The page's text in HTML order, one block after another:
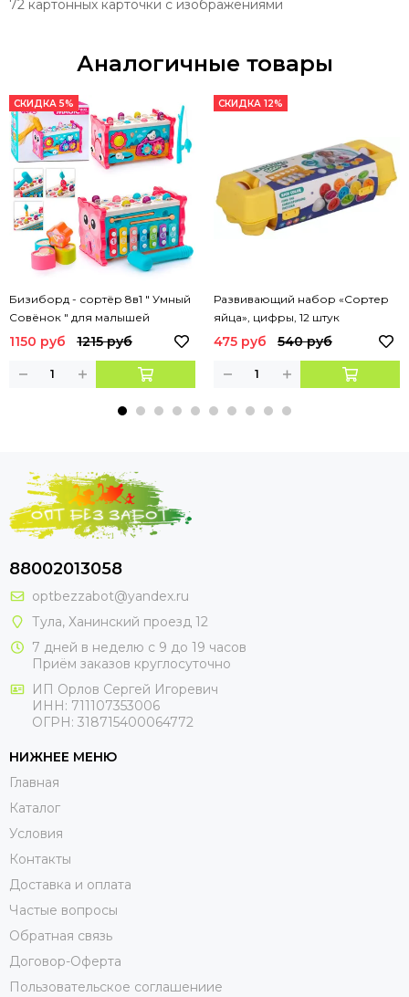
72 картонных карточки с изображениями
Аналогичные товары
СКИДКА 5%
Бизиборд - сортёр 8в1 " Умный
Совёнок " для малышей
1150 руб 1215 руб
СКИДКА 12%
Развивающий набор «Сортер
яйца», цифры, 12 штук
475 руб 540 руб
88002013058
optbezzabot@yandex.ru
Тула, Ханинский проезд 12
7 дней в неделю с 9 до 19 часов
Приём заказов круглосуточно
ИП Орлов Сергей Игоревич
ИНН: 711107353006
ОГРН: 318715400064772
НИЖНЕЕ МЕНЮ
Главная
Каталог
Условия
Контакты
Доставка и оплата
Частые вопросы
Обратная связь
Договор-Оферта
Пользовательское соглашениие